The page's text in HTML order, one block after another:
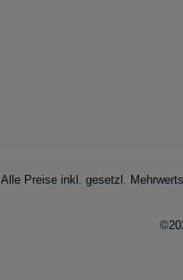
Alle Preise inkl. gesetzl.